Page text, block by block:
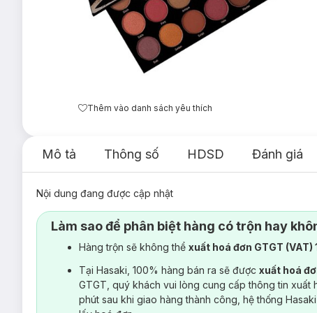
Thêm vào danh sách yêu thích
Mô tả Thông số HDSD Đánh giá
Nội dung đang được cập nhật
Làm sao để phân biệt hàng có trộn hay
Hàng trộn sẽ không thể xuất hoá đơn GTGT (VAT)
Tại Hasaki, 100% hàng bán ra sẽ được xuất hoá
GTGT, quý khách vui lòng cung cấp thông tin
phút sau khi giao hàng thành công, hệ thống